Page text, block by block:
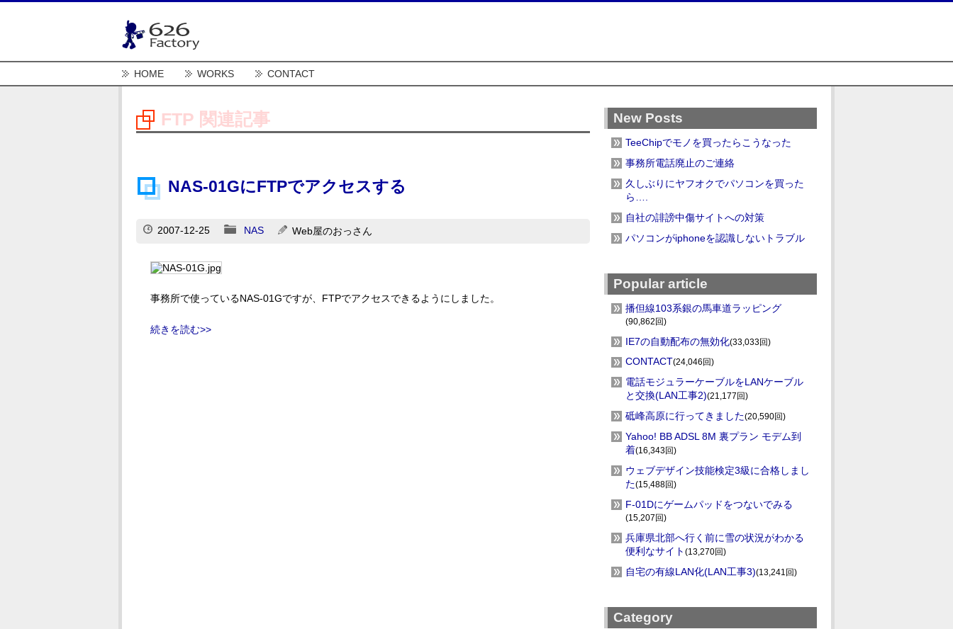
HOME WORKS CONTACT
FTP 関連記事
NAS-01GにFTPでアクセスする
2007-12-25 NAS Web屋のおっさん
事務所で使っているNAS-01Gですが、FTPでアクセスできるようにしました。
続きを読む>>
New Posts
TeeChipでモノを買ったらこうなった
事務所電話廃止のご連絡
久しぶりにヤフオクでパソコンを買った
ら….
自社の誹謗中傷サイトへの対策
パソコンがiphoneを認識しないトラブル
Popular article
播但線103系銀の馬車道ラッピング
(90,862回)
IE7の自動配布の無効化(33,033回)
CONTACT(24,046回)
電話モジュラーケーブルをLANケーブル
と交換(LAN工事2)(21,177回)
砥峰高原に行ってきました(20,590回)
Yahoo! BB ADSL 8M 裏プラン モデム到
着(16,343回)
ウェブデザイン技能検定3級に合格しまし
た(15,488回)
F-01Dにゲームパッドをつないでみる
(15,207回)
兵庫県北部へ行く前に雪の状況がわかる
便利なサイト (13,270回)
自宅の有線LAN化(LAN工事3)(13,241回)
Category